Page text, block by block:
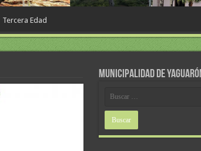
Tercera Edad
MUNICIPALIDAD DE